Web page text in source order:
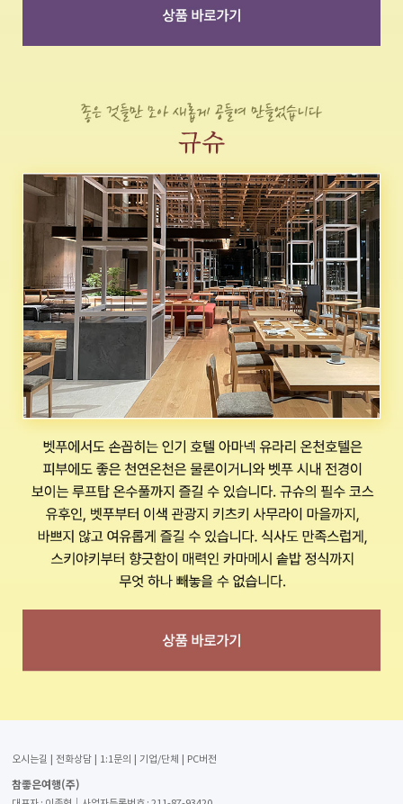
오시는길 전화상담 1:1문의 기업/단체 PC버전
참좋은여행(주)